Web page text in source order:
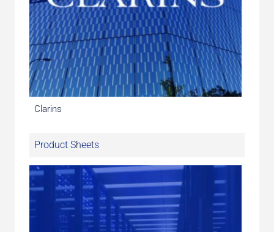
Clarins
Product Sheets